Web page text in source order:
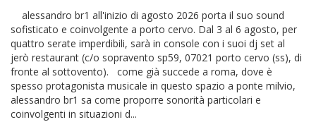
alessandro br1 all'inizio di agosto 2026 porta il suo sound
sofisticato e coinvolgente a porto cervo. Dal 3 al 6 agosto, per
quattro serate imperdibili, sarà in console con i suoi dj set al
jerò restaurant (c/o sopravento sp59, 07021 porto cervo (ss), di
fronte al sottovento). come già succede a roma, dove è
spesso protagonista musicale in questo spazio a ponte milvio,
alessandro br1 sa come proporre sonorità particolari e
coinvolgenti in situazioni d...